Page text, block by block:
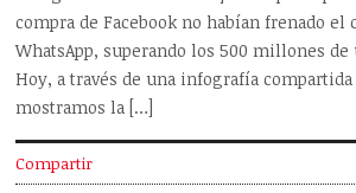
compra de Facebook no habían frenado el
WhatsApp, superando los 500 millones de
Hoy, a través de una infografía
mostramos la […]
Compartir